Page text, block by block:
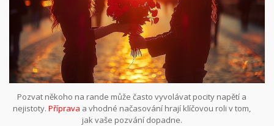
Pozvat někoho na rande může často vyvolávat pocity napětí a
nejistoty.Příprava a vhodné načasování hrají klíčovou roli v tom,
jak vaše pozvání dopadne.